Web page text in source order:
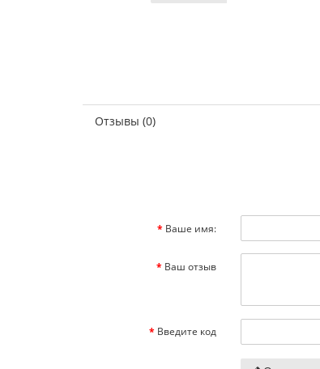
Отзывы (0)
Ваше имя:
Ваш отзыв
Введите код